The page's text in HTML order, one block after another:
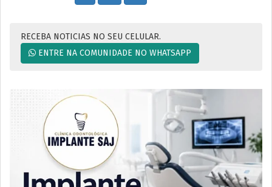
RECEBA NOTICIAS NO SEU CELULAR.
ENTRE NA COMUNIDADE NO WHATSAPP